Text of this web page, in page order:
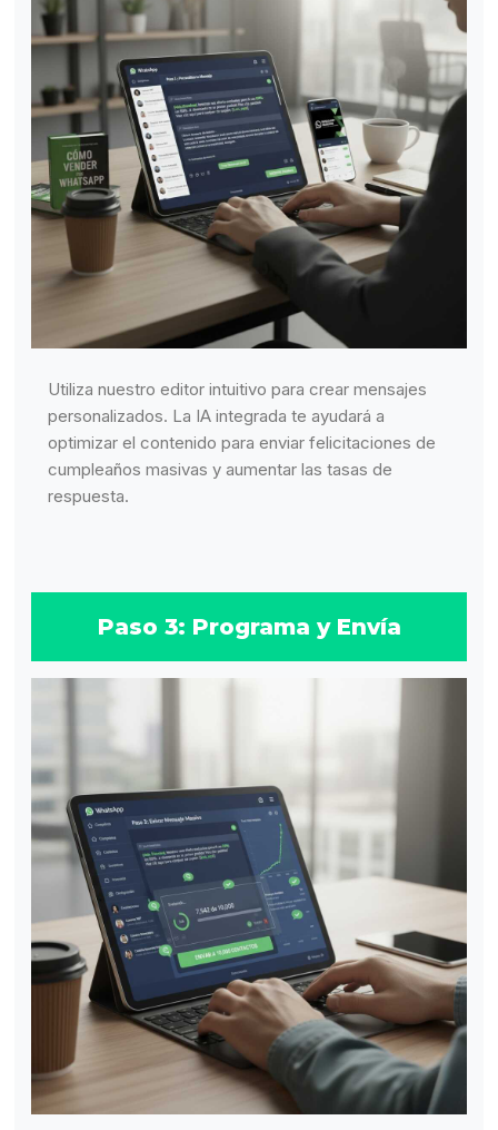
Utiliza nuestro editor intuitivo para crear mensajes
personalizados. La IA integrada te ayudará a
optimizar el contenido para enviar felicitaciones de
cumpleaños masivas y aumentar las tasas de
respuesta.
Paso 3: Programa y Envía